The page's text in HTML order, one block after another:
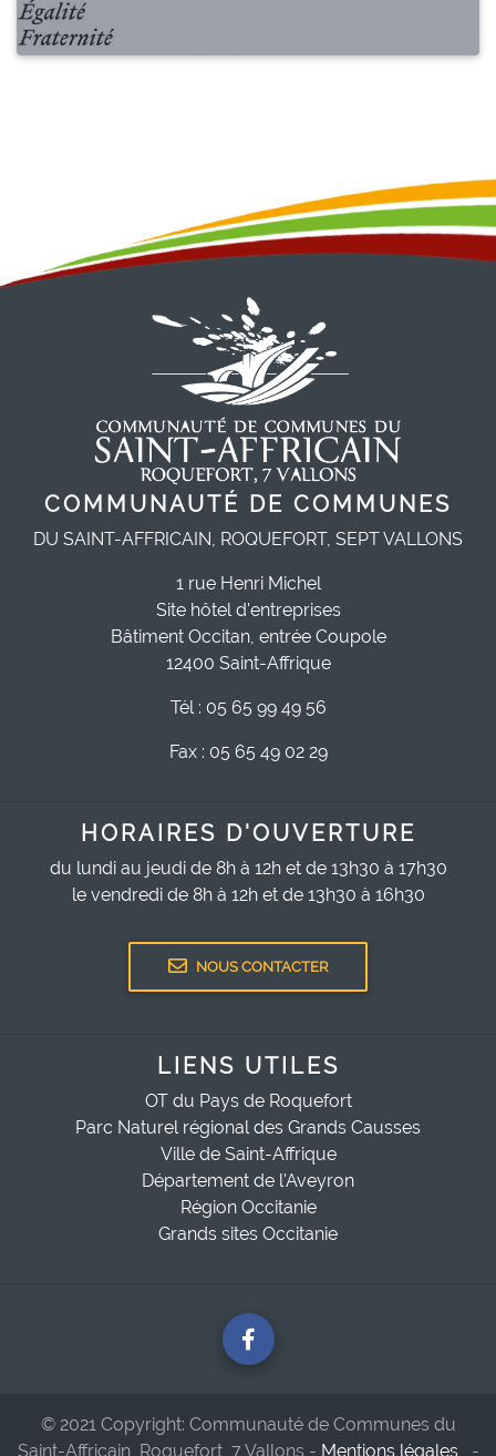
COMMUNAUTÉ DE COMMUNES
DU SAINT-AFFRICAIN, ROQUEFORT, SEPT VALLONS
1 rue Henri Michel
Site hôtel d'entreprises
Bâtiment Occitan, entrée Coupole
12400 Saint-Affrique
Tél : 05 65 99 49 56
Fax : 05 65 49 02 29
HORAIRES D'OUVERTURE
du lundi au jeudi de 8h à 12h et de 13h30 à 17h30
le vendredi de 8h à 12h et de 13h30 à 16h30
NOUS CONTACTER
LIENS UTILES
OT du Pays de Roquefort
Parc Naturel régional des Grands Causses
Ville de Saint-Affrique
Département de l'Aveyron
Région Occitanie
Grands sites Occitanie
© 2021 Copyright: Communauté de Communes du
Saint-Affricain, Roquefort, 7 Vallons - Mentions légales -